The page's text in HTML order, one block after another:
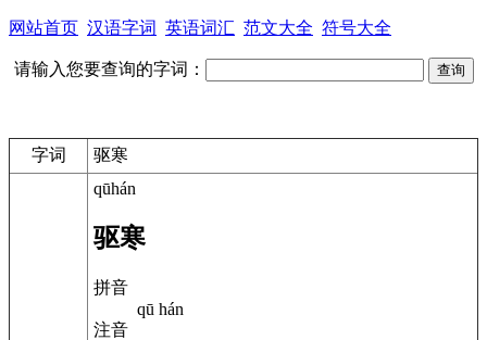
网站首页 汉语字词 英语词汇 范文大全 符号大全
请输入您要查询的字词：
字词 驱寒
qūhán
驱寒
拼音
qū hán
注音